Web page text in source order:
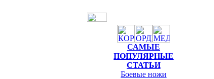
САМЫЕ
ПОПУЛЯРНЫЕ
СТАТЬИ
Боевые ножи